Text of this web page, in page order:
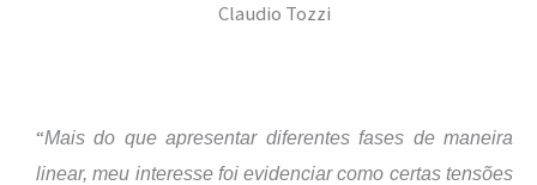
Claudio Tozzi
“Mais do que apresentar diferentes fases de maneira
linear, meu interesse foi evidenciar como certas tensões